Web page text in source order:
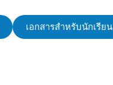
เอกสารสำหรับนักเรียน